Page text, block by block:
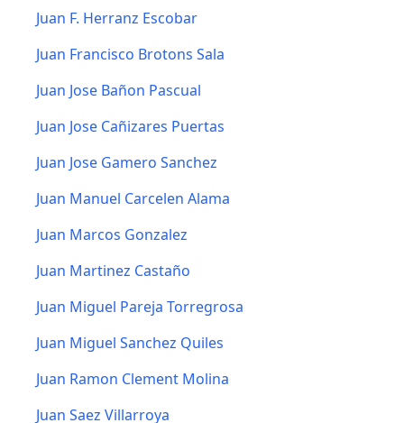
Juan F. Herranz Escobar
Juan Francisco Brotons Sala
Juan Jose Bañon Pascual
Juan Jose Cañizares Puertas
Juan Jose Gamero Sanchez
Juan Manuel Carcelen Alama
Juan Marcos Gonzalez
Juan Martinez Castaño
Juan Miguel Pareja Torregrosa
Juan Miguel Sanchez Quiles
Juan Ramon Clement Molina
Juan Saez Villarroya